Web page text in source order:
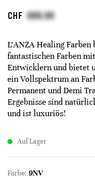
CHF
L'ANZA Healing
fantastischen Farben
Entwicklern und bietet
ein Vollspektrum an
Permanent und Demi
Ergebnisse sind
und ist luxuriös!
Auf Lager
Farbe: 9NV